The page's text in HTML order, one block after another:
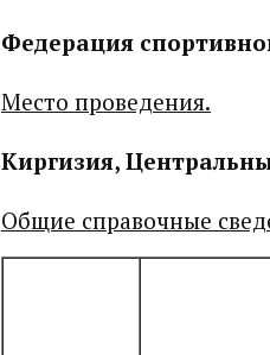
Федерация
Место проведения.
Киргизия,
Общие справочные